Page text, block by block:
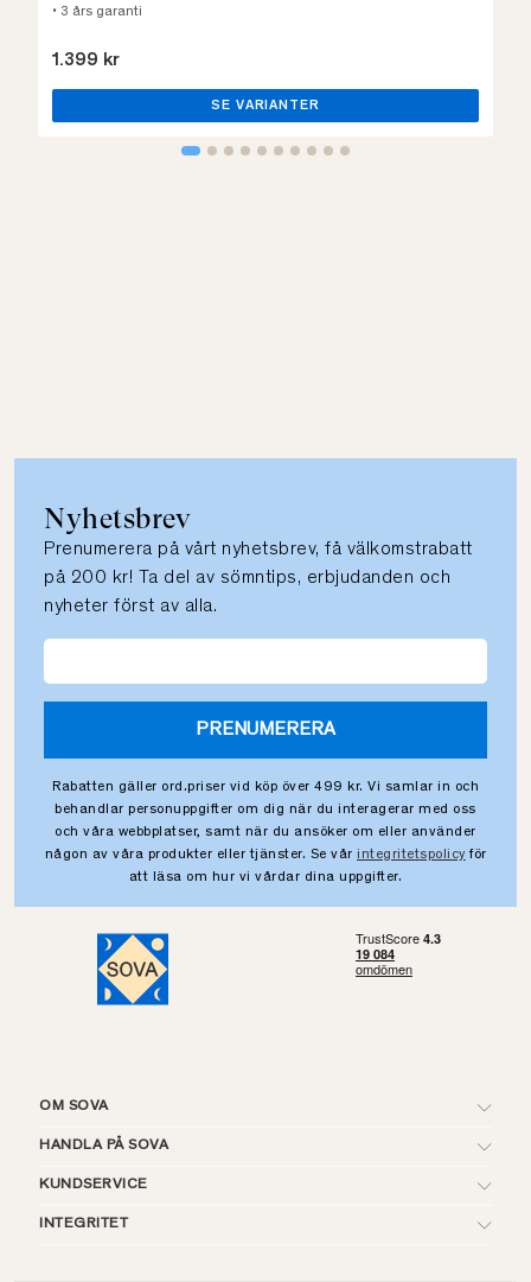
• 3 års garanti
1.399 kr
SE VARIANTER
Nyhetsbrev
Prenumerera på vårt nyhetsbrev, få välkomstrabatt
på 200 kr! Ta del av sömntips, erbjudanden och
nyheter först av alla.
PRENUMERERA
Rabatten gäller ord.priser vid köp över 499 kr. Vi samlar in och
behandlar personuppgifter om dig när du interagerar med oss
och våra webbplatser, samt när du ansöker om eller använder
någon av våra produkter eller tjänster. Se vår integritetspolicy för
att läsa om hur vi vårdar dina uppgifter.
OM SOVA
HANDLA PÅ SOVA
KUNDSERVICE
INTEGRITET